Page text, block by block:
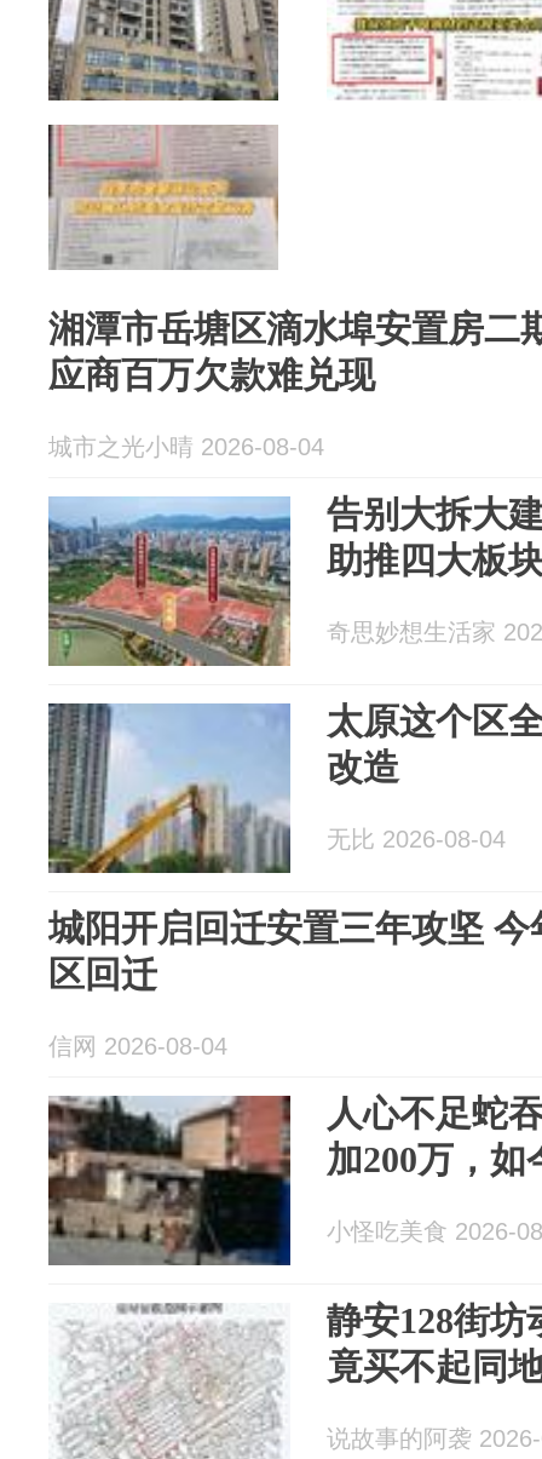
湘潭市岳塘区滴水埠安置房二
应商百万欠款难兑现
城市之光小晴 2026-08-04
告别大拆大
助推四大板
奇思妙想生活家
太原这个区
改造
无比 2026-08-04
城阳开启回迁安置三年攻坚 今
区回迁
信网 2026-08-04
人心不足蛇
加200万，如
小怪吃美食 2026-
静安128街坊
竟买不起同
说故事的阿袭